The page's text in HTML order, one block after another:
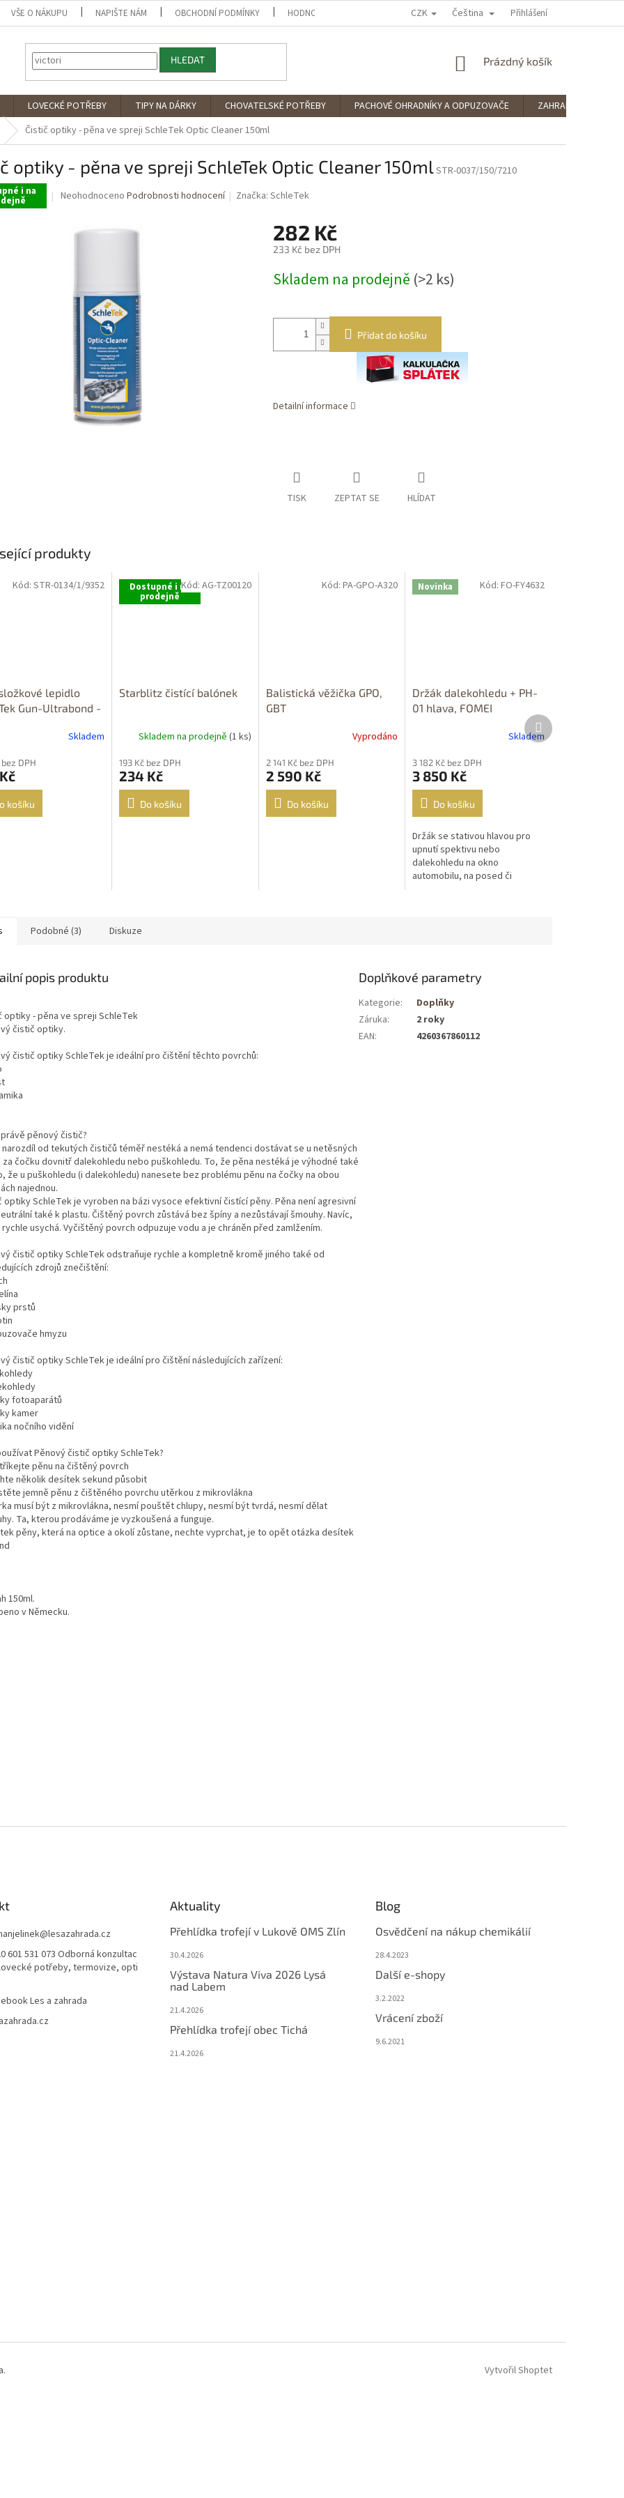
VŠE O NÁKUPU NAPIŠTE NÁM OBCHODNÍ PODMÍNKY HODNOCENÍ OBCHODU PODMÍNKY OCHRANY OSOBNÍCH ÚDAJŮ
CZK Čeština Přihlášení
HLEDAT
NÁKUPNÍ
Prázdný košík
LOVECKÉ POTŘEBY TIPY NA DÁRKY CHOVATELSKÉ POTŘEBY PACHOVÉ OHRADNÍKY A ODPUZOVAČE
ZAHRADNÍ POTŘEBY
Čistič optiky - pěna ve spreji SchleTek Optic Cleaner 150ml
optiky - pěna ve spreji SchleTek Optic Cleaner 150mlSTR-0037/150/7210
i na
Průměrné
Neohodnoceno Podrobnosti hodnocení Značka:SchleTek
282 Kč
233 Kč bez DPH
cena:
Skladem na prodejně (>2 ks)
Přidat do košíku
Detailní informace
TISK ZEPTAT SE HLÍDAT
produkty
lepidlo
Gun-Ultrabond -
Skladem
DPH
košíku
Kód: STR-0134/1/9352 Dostupné i na
prodejně
Starblitz čistící balónek
Skladem na prodejně (1 ks)
193 Kč bez DPH
234 Kč
Do košíku
Kód: AG-TZ00120
Balistická věžička GPO,
GBT
Vyprodáno
2 141 Kč bez DPH
2 590 Kč
Do košíku
Kód:PA-GPO-A320 Novinka
Držák dalekohledu + PH-
01 hlava, FOMEI
Skladem
3 182 Kč bez DPH
3 850 Kč
Do košíku
Držák se stativou hlavou pro
upnutí spektivu nebo
dalekohledu na okno
automobilu, na posed či
Kód: FO-FY4632
Další
produkt
Podobné (3) Diskuze
popis produktu
optiky - pěna ve spreji SchleTek
čistič optiky.
čistič optiky SchleTek je ideální pro čištění těchto povrchů:
pěnový čistič?
narozdíl od tekutých čističů téměř nestéká a nemá tendenci dostávat se u netěsných
čočku dovnitř dalekohledu nebo puškohledu. To, že pěna nestéká je výhodné také
že u puškohledu (i dalekohledu) nanesete bez problému pěnu na čočky na obou
najednou.
optiky SchleTek je vyroben na bázi vysoce efektivní čistící pěny. Pěna není agresivní
také k plastu. Čištěný povrch zůstává bez špíny a nezůstávají šmouhy. Navíc,
usychá. Vyčištěný povrch odpuzuje vodu a je chráněn před zamlžením.
čistič optiky SchleTek odstraňuje rychle a kompletně kromě jiného také od
zdrojů znečištění:
prstů
hmyzu
čistič optiky SchleTek je ideální pro čištění následujících zařízení:
fotoaparátů
kamer
nočního vidění
Pěnový čistič optiky SchleTek?
pěnu na čištěný povrch
několik desítek sekund působit
jemně pěnu z čištěného povrchu utěrkou z mikrovlákna
musí být z mikrovlákna, nesmí pouštět chlupy, nesmí být tvrdá, nesmí dělat
Ta, kterou prodáváme je vyzkoušená a funguje.
pěny, která na optice a okolí zůstane, nechte vyprchat, je to opět otázka desítek
150ml.
v Německu.
Doplňkové parametry
Kategorie:
Doplňky
Záruka:
2 roky
EAN: 4260367860112
@lesazahrada.cz
601 531 073 Odborná konzultac
potřeby, termovize, opti
Les a zahrada
Aktuality
Přehlídka trofejí v Lukově OMS Zlín
30.4.2026
Výstava Natura Viva 2026 Lysá
nad Labem
21.4.2026
Přehlídka trofejí obec Tichá
21.4.2026
Blog
Osvědčení na nákup chemikálií
28.4.2023
Další e-shopy
3.2.2022
Vrácení zboží
9.6.2021
Vytvořil Shoptet